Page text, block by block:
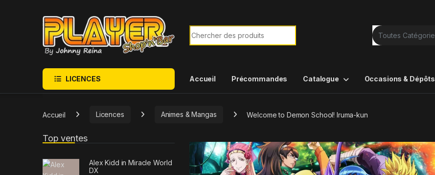
Recherche de :
LICENCES Accueil Précommandes Catalogue Occasions & Dépôts
Accueil Licences Animes & Mangas Welcome to Demon School! Iruma-kun
Top ventes
Alex Kidd in Miracle World
DX